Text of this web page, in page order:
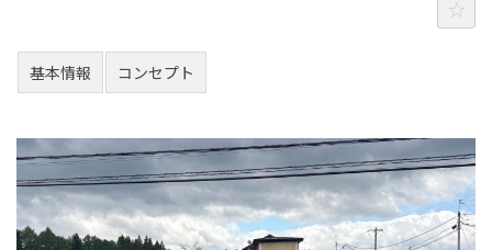
基本情報 コンセプト